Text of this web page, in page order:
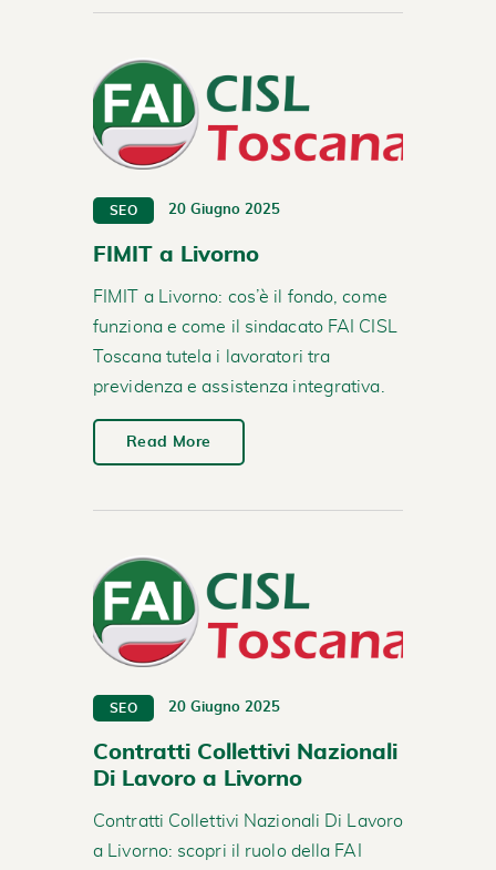
SEO 20 Giugno 2025
FIMIT a Livorno
FIMIT a Livorno: cos’è il fondo, come
funziona e come il sindacato FAI CISL
Toscana tutela i lavoratori tra
previdenza e assistenza integrativa.
Read More
SEO 20 Giugno 2025
Contratti Collettivi Nazionali
Di Lavoro a Livorno
Contratti Collettivi Nazionali Di Lavoro
a Livorno: scopri il ruolo della FAI